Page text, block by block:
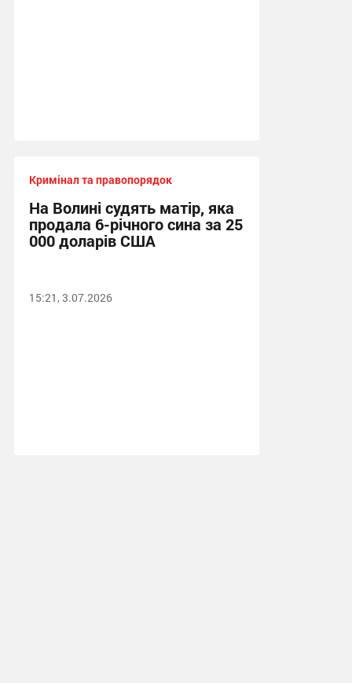
Кримінал та правопорядок
На Волині судять матір, яка
продала 6-річного сина за 25
000 доларів США
15:21, 3.07.2026